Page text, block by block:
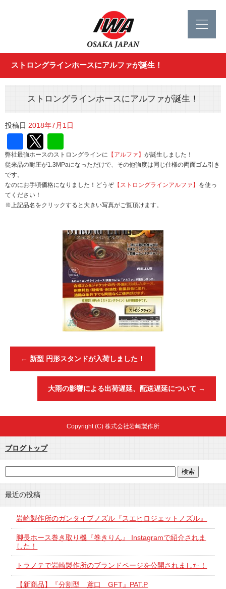
ストロングラインホースにアルファが誕生！
ストロングラインホースにアルファが誕生！
投稿日 2018年7月1日
Facebook
弊社最強ホースのストロングラインに 【アルファ】 が誕生しました！
従来品の耐圧が1.3MPaになっただけで、その他強度は同じ仕様の両面ゴム引き
です。
なのにお手頃価格になりました！どうぞ【ストロングラインアルファ】 を使っ
てください！
※上記品名をクリックすると大きい写真がご覧頂けます。
← 新型 円形スタンドが入荷しました！
大雨の影響による出荷遅延、配送遅延について →
Copyright (C) 株式会社岩崎製作所
ブログトップ
最近の投稿
岩崎製作所のガンタイプノズル『スエヒロジェットノズル』
脚長ホース巻き取り機『巻きりん』 Instagramで紹介されま
した！
トラノテで岩崎製作所のブランドページを公開されました！
【新商品】『分割型 鳶口 GFT』PAT.P